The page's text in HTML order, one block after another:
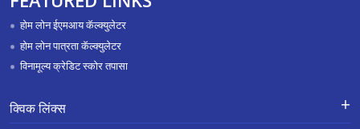
होम लोन ईएमआय कॅल्क्युलेटर
होम लोन पात्रता कॅल्क्युलेटर
विनामूल्य क्रेडिट स्कोर तपासा
क्विक लिंक्स